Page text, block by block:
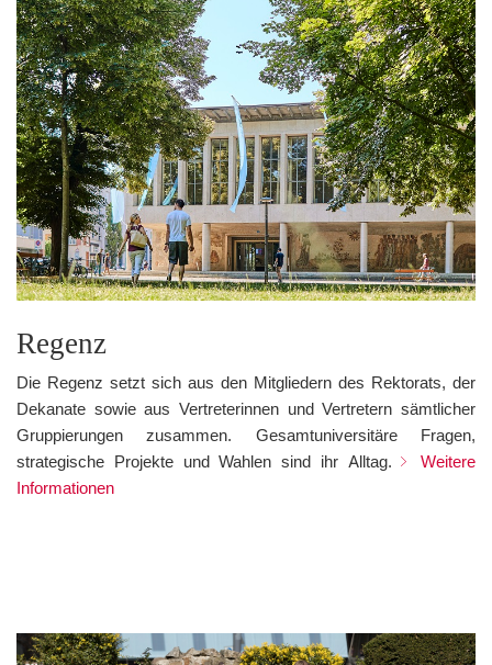
Regenz
Die Regenz setzt sich aus den Mitgliedern des Rektorats, der
Dekanate sowie aus Vertreterinnen und Vertretern sämtlicher
Gruppierungen zusammen. Gesamtuniversitäre Fragen,
strategische Projekte und Wahlen sind ihr Alltag.
Weitere
Informationen